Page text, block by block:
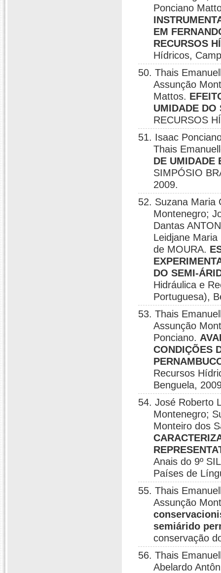
Ponciano
EM
RECURSOS
Hídricos,
50. Thais
Assunção
Mattos.
UMIDADE DO
RECURSOS
51. Isaac
Thais
DE UMIDADE
SIMPÓSIO
2009.
52. Suzana Maria
Montenegro;
Dantas
Leidjane
de MOURA.
DO SEMI-
Hidráulica e
Portuguesa),
53. Thais
Assunção
Ponciano.
CONDIÇÕES
Recursos
Benguela,
54. José Roberto
Montenegro;
Monteiro dos
Anais do 9º
Países de
55. Thais
Assunção
semiárido
conservação
56. Thais
Abelardo